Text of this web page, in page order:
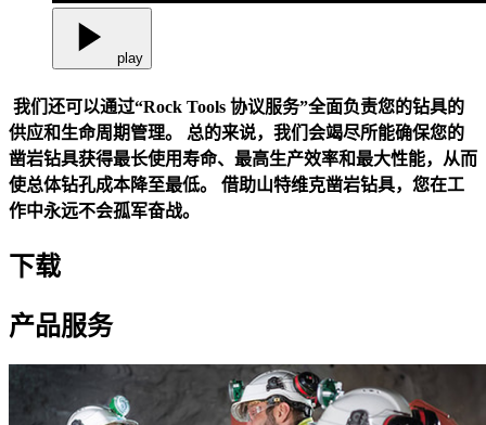
play
我们还可以通过“Rock Tools 协议服务”全面负责您的钻具的
供应和生命周期管理。 总的来说，我们会竭尽所能确保您的
凿岩钻具获得最长使用寿命、最高生产效率和最大性能，从而
使总体钻孔成本降至最低。 借助山特维克凿岩钻具，您在工
作中永远不会孤军奋战。
下载
产品服务